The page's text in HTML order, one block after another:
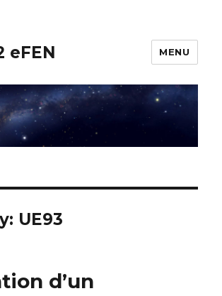
eFEN MENU
UE93
d’un